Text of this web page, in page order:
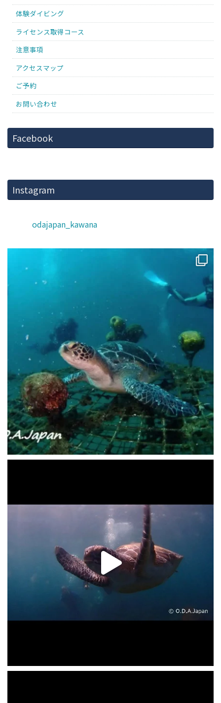
体験ダイビング
ライセンス取得コース
注意事項
アクセスマップ
ご予約
お問い合わせ
Facebook
Instagram
odajapan_kawana